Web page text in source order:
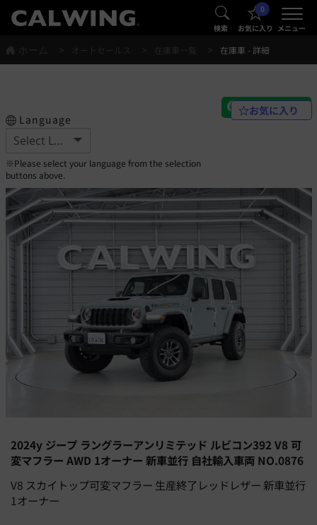
® 検索
0
お気に入り メニュー
®
在庫車 - 詳細
Language
※Please select your language from the selection
buttons above.
お気に入り
2024y ジープ ラングラーアンリミテッド ルビコン392 V8 可
変マフラー AWD 1オーナー 新車並行 自社輸入車両 NO.0876
V8 スカイトップ可変マフラー 生産終了レッドレザー 新車並行
1オーナー